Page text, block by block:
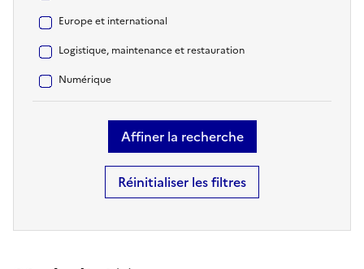
Europe et international
Logistique, maintenance et restauration
Numérique
Réinitialiser les filtres